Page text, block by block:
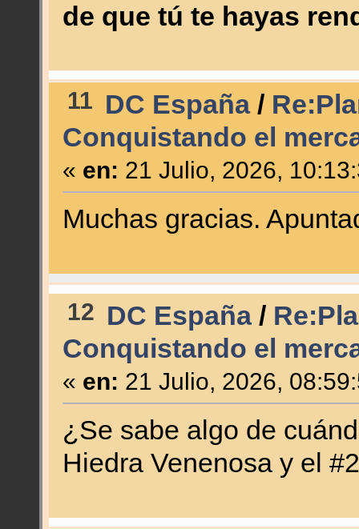
de que tú te hayas
11 DC España/
Conquistando el
« en: 21 Julio, 2026,
Muchas gracias.
12 DC España/
Conquistando el
« en: 21 Julio, 2026,
¿Se sabe algo de
Hiedra Venenosa y el